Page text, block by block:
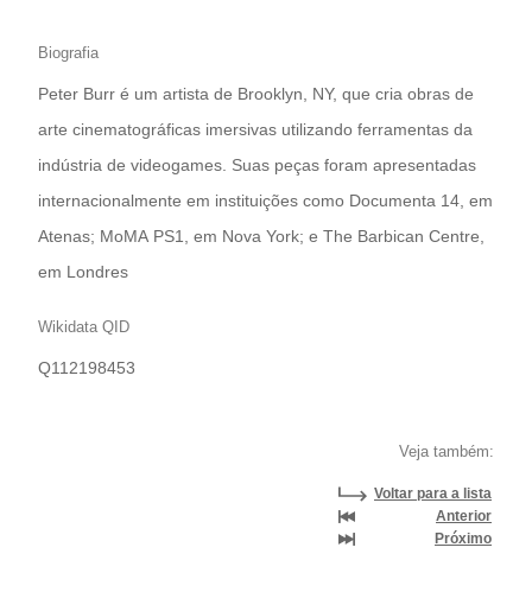
Biografia
Peter Burr é um artista de Brooklyn, NY, que cria obras de
arte cinematográficas imersivas utilizando ferramentas da
indústria de videogames. Suas peças foram apresentadas
internacionalmente em instituições como Documenta 14, em
Atenas; MoMA PS1, em Nova York; e The Barbican Centre,
em Londres
Wikidata QID
Q112198453
Veja também:
Voltar para a lista
Anterior
Próximo